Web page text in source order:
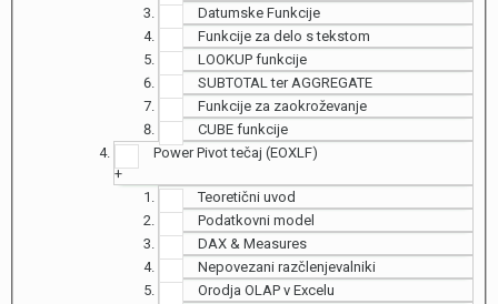
Datumske Funkcije
Funkcije za delo s tekstom
LOOKUP funkcije
SUBTOTAL ter AGGREGATE
Funkcije za zaokroževanje
CUBE funkcije
Power Pivot tečaj (EOXLF)
+
Teoretični uvod
Podatkovni model
DAX & Measures
Nepovezani razčlenjevalniki
Orodja OLAP v Excelu